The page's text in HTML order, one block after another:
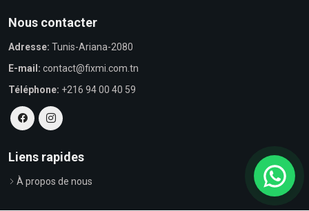
Nous contacter
Adresse: Tunis-Ariana-2080
E-mail: contact@fixmi.com.tn
Téléphone: +216 94 00 40 59
Liens rapides
À propos de nous